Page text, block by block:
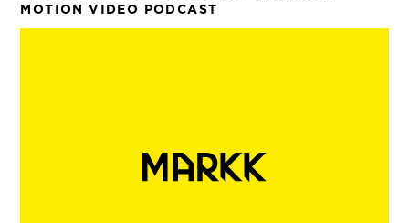
MOTION VIDEO PODCAST